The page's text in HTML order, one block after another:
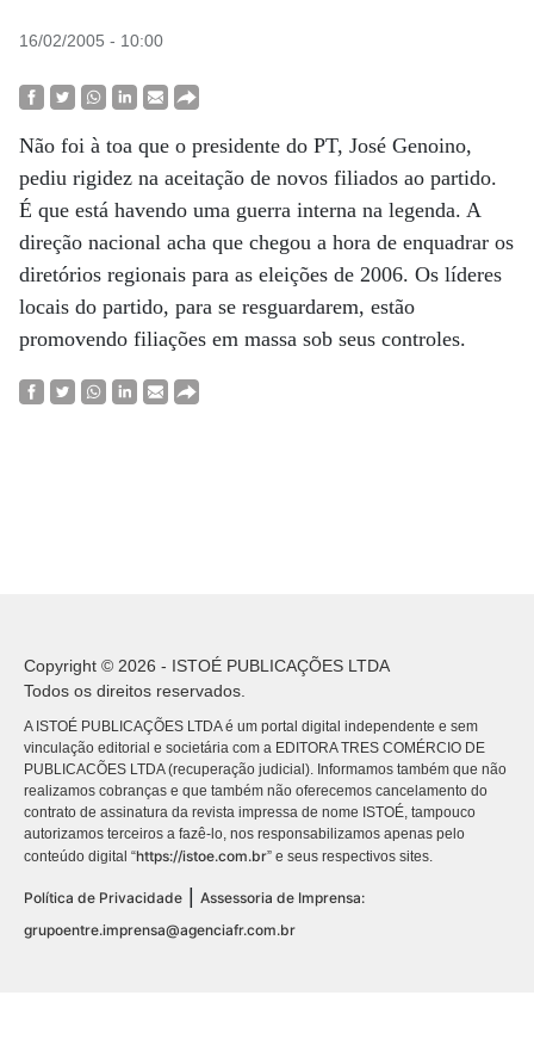
16/02/2005 - 10:00
Não foi à toa que o presidente do PT, José Genoino,
pediu rigidez na aceitação de novos filiados ao partido.
É que está havendo uma guerra interna na legenda. A
direção nacional acha que chegou a hora de enquadrar os
diretórios regionais para as eleições de 2006. Os líderes
locais do partido, para se resguardarem, estão
promovendo filiações em massa sob seus controles.
Copyright © 2026 - ISTOÉ PUBLICAÇÕES LTDA
Todos os direitos reservados.
A ISTOÉ PUBLICAÇÕES LTDA é um portal digital independente e sem
vinculação editorial e societária com a EDITORA TRES COMÉRCIO DE
PUBLICACÕES LTDA (recuperação judicial). Informamos também que não
realizamos cobranças e que também não oferecemos cancelamento do
contrato de assinatura da revista impressa de nome ISTOÉ, tampouco
autorizamos terceiros a fazê-lo, nos responsabilizamos apenas pelo
conteúdo digital “https://istoe.com.br” e seus respectivos sites.
Política de Privacidade
Assessoria de Imprensa:
grupoentre.imprensa@agenciafr.com.br